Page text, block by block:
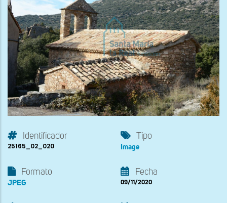
Identificador
25165_02_020
Tipo
Image
Formato
JPEG
Fecha
09/11/2020